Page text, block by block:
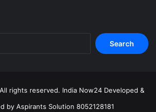
rights reserved. India Now24 Developed &
by Aspirants Solution 8052128181